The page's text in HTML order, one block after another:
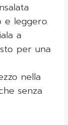
e leggero.
a
per una
nella
senza